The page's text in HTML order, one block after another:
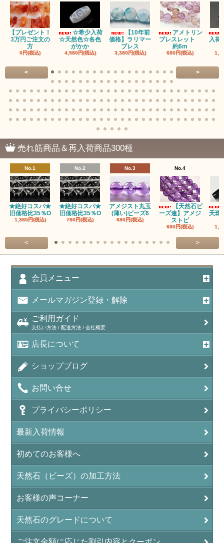
アクアマリン（藍玉/藍柱石/Aquamarine）
アクチノライトインクォーツ（Actinolite/緑閃石）
赤瑪瑙（レッドアゲート/カーネリアン）
アゲート（瑪瑙/Agate）各種
アズロマラカイト（Azuromalachite）
アパタイト
アベンチュリン(クォーツァイト/Aventurine)
アマゾナイト（天河石/Amazonite）
アポフィライト（Apophylite）/魚眼石
アメジスト（紫水晶/Amethyst）
アメシスティンクォーツ（Amethest in quartz）
ラベンダーアメジスト
アメトリン（紫黄水晶/Ametrine）
アラゴナイト（霰石/Aragonite）
アンデシン（チベット産日長石）
アンフィボールインクォーツ(Amphibole)
アンフィボールロック/角閃岩（Amphibole ）
イーグルアイ（EagleEye）
インカローズ（ロードクロサイト/Rhodochrosite）
インディアンアゲート(Indian Agate)
エメラルド(emerald/翠玉)
エレスチャル(elestial/骸骨水晶)
【プレゼント！
3万円ご注文の
方
0円(税込)
☆希少入荷
☆天然色☆各色
がかか
4,980円(税込)
【10年前
価格】ラリマー
ブレス
3,380円(税込)
アメトリン
ブレスレット
約6m
680円(税込)
入荷
< >
売れ筋商品＆再入荷商品300種
No.1
★絶好コスパ★
旧価格比35％O
1,380円(税込)
No.2
★絶好コスパ★
旧価格比35％O
780円(税込)
No.3
アメジスト丸玉
(薄い)ビーズ6
680円(税込)
No.4
【天然石ビ
ーズ連】アメジ
ストビ
680円(税込)
天珠
< >
会員メニュー
メールマガジン登録・解除
ご利用ガイド
支払い方法 / 配送方法 / 会社概要
店長について
ショップブログ
お問い合せ
プライバシーポリシー
最新入荷情報
初めてのお客様へ
天然石（ビーズ）の加工方法
お客様の声コーナー
天然石のグレードについて